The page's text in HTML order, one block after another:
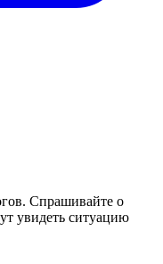
Спрашивайте о
увидеть ситуацию